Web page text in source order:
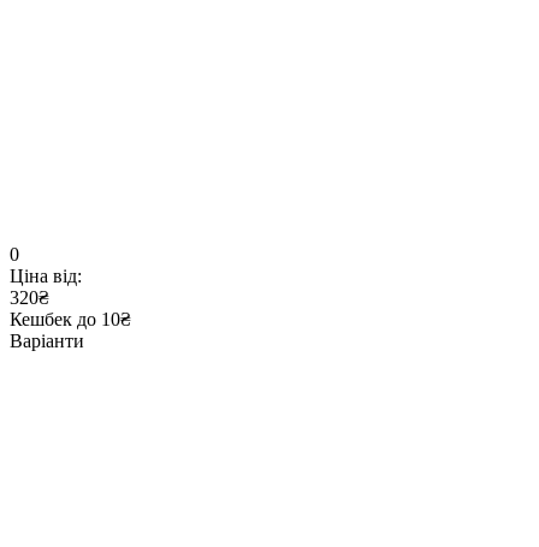
0
Ціна від:
320₴
Кешбек до 10₴
Варіанти